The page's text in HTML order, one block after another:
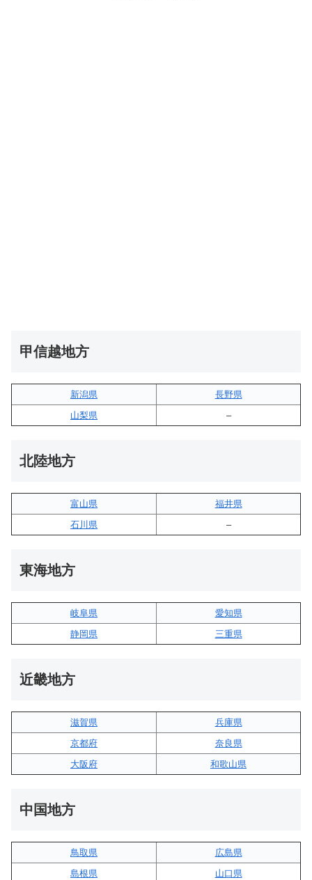
甲信越地方
新潟県
長野県
山梨県
–
北陸地方
富山県
福井県
石川県
–
東海地方
岐阜県
愛知県
静岡県
三重県
近畿地方
滋賀県
兵庫県
京都府
奈良県
大阪府
和歌山県
中国地方
鳥取県
広島県
島根県
山口県